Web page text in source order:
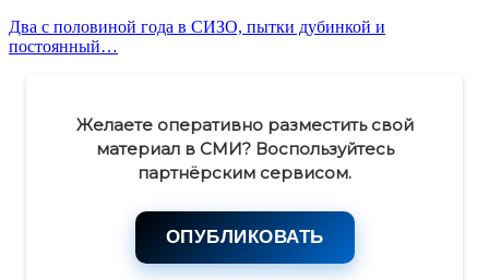
Два с половиной года в СИЗО, пытки дубинкой и
постоянный…
Желаете оперативно разместить свой
материал в СМИ? Воспользуйтесь
партнёрским сервисом.
ОПУБЛИКОВАТЬ